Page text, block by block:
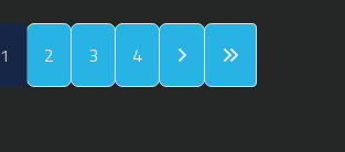
1 2 3 4